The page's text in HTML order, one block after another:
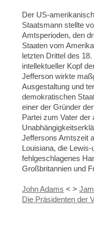
Der US-
Staatsmann stellte
Amtsperioden, den
Staaten vom
letzten Drittel des
intellektueller Kopf
Jefferson wirkte
Ausgestaltung und
demokratischen
einer der Gründer
Partei zum Vater der
Jeffersons Amtszeit
Louisiana, die
fehlgeschlagenes
Großbritannien und
John Adams < >
Die Präsidenten der